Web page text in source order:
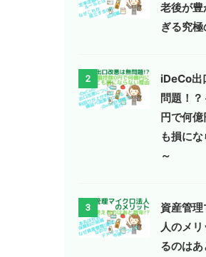
老後が
ぎる究
2
iDeCo出
問題！
円で何
も損に
～
3
資産管
人のメリ
るのはあ